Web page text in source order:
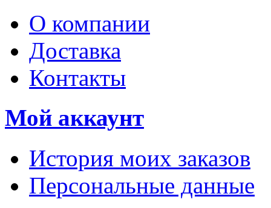
О компании
Доставка
Контакты
Мой аккаунт
История моих заказов
Персональные данные